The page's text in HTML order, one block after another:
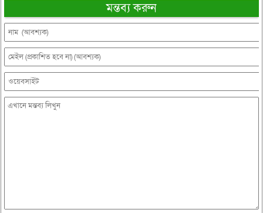
মন্তব্য করুন